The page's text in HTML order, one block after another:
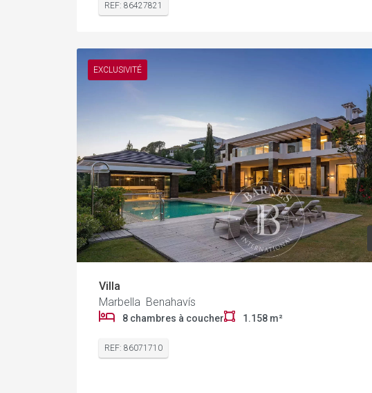
REF: 86427821
EXCLUSIVITÉ
Villa
Marbella Benahavís
8 chambres à coucher 1.158 m²
REF: 86071710